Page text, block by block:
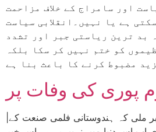
اور سامراج کے خلاف مزاحمت
ہے یا نہیں۔انقلابی سیاست
بد ترین ریاستی جبر اور تشدد
کو ختم نہیں کر سکا بلکہ
مضبوط کرنے کا باعث بنا ہے